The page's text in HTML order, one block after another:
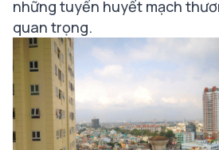
những tuyến huyết mạch
quan trọng.